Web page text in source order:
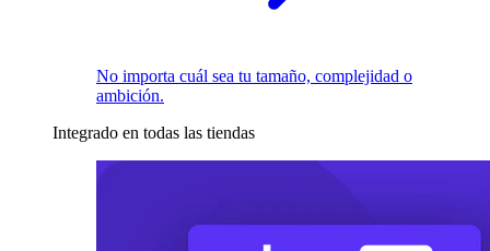
No importa cuál sea tu tamaño, complejidad o
ambición.
Integrado en todas las tiendas